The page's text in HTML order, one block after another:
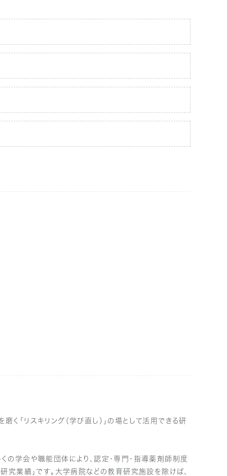
「リスキリング（学び直し）」の場として活用できる研
の学会や職能団体により、認定・専門・指導薬剤師制度
究業績」です。大学病院などの教育研究施設を除けば、